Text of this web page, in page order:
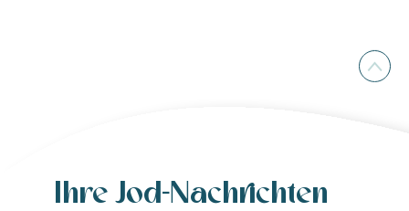
Ihre Jod-Nachrichten